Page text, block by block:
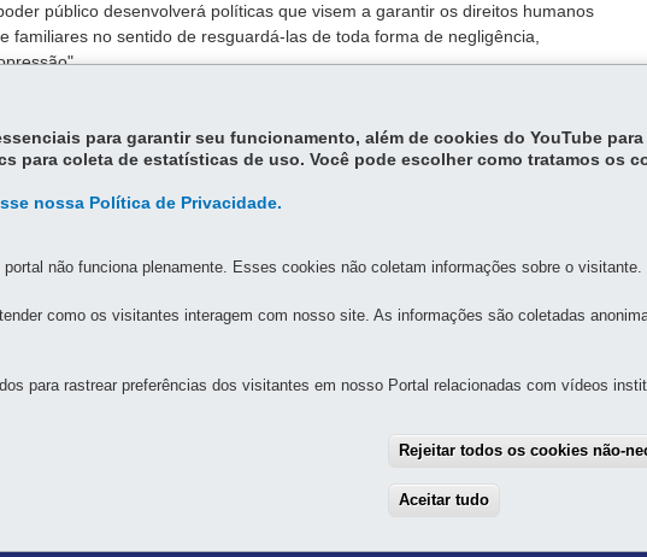
público desenvolverá políticas que visem a garantir os direitos humanos
no sentido de resguardá-las de toda forma de negligência,
IDOSA
Racial e Pessoa Idosa
s/n - Centro Cívico
para garantir seu funcionamento, além de cookies do YouTube
para coleta de estatísticas de uso. Você pode escolher como tratamos os
nossa Política de Privacidade.
não funciona plenamente. Esses cookies não coletam informações sobre o visitante.
como os visitantes interagem com nosso site. As informações são coletadas
para rastrear preferências dos visitantes em nosso Portal relacionadas com vídeos
Rejeitar todos os cookies não-
Aceitar tudo